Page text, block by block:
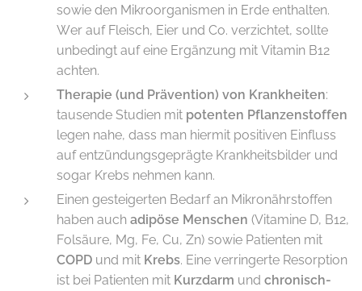
sowie den Mikroorganismen in Erde enthalten.
Wer auf Fleisch, Eier und Co. verzichtet, sollte
unbedingt auf eine Ergänzung mit Vitamin B12
achten.
Therapie (und Prävention) von Krankheiten:
tausende Studien mit potenten Pflanzenstoffen
legen nahe, dass man hiermit positiven Einfluss
auf entzündungsgeprägte Krankheitsbilder und
sogar Krebs nehmen kann.
Einen gesteigerten Bedarf an Mikronährstoffen
haben auch adipöse Menschen (Vitamine D, B12,
Folsäure, Mg, Fe, Cu, Zn) sowie Patienten mit
COPD und mit Krebs. Eine verringerte Resorption
ist bei Patienten mit Kurzdarm und chronisch-